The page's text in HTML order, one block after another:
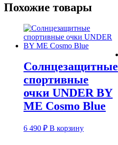
Похожие товары
Солнцезащитные
спортивные
очки UNDER BY
ME Cosmo Blue
6 490 ₽ В корзину